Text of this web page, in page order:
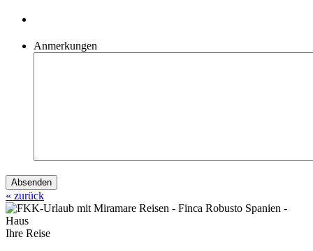
Anmerkungen
« zurück
Ihre Reise